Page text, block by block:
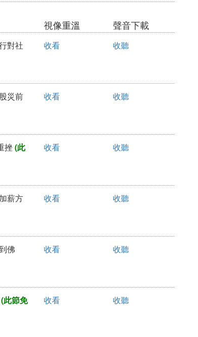
視像重溫 聲音下載
對社 收看 收聽
災前 收看 收聽
挫(此 收看 收聽
薪方 收看 收聽
佛 收看 收聽
(此節免 收看 收聽